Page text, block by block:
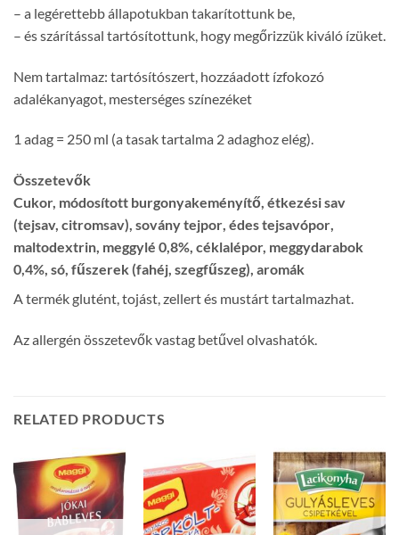
– a legérettebb állapotukban takarítottunk be,
– és szárítással tartósítottunk, hogy megőrizzük kiváló ízüket.
Nem tartalmaz: tartósítószert, hozzáadott ízfokozó
adalékanyagot, mesterséges színezéket
1 adag = 250 ml (a tasak tartalma 2 adaghoz elég).
Összetevők
Cukor, módosított burgonyakeményítő, étkezési sav
(tejsav, citromsav), soványtejpor, édestejsavópor,
maltodextrin, meggylé 0,8%, céklalépor, meggydarabok
0,4%, só, fűszerek (fahéj, szegfűszeg), aromák
A termék glutént, tojást, zellert és mustárt tartalmazhat.
Az allergén összetevők vastag betűvel olvashatók.
RELATED PRODUCTS